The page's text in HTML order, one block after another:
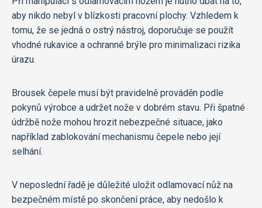
aby nikdo nebyl v blízkosti pracovní plochy. Vzhledem k
tomu, že se jedná o ostrý nástroj, doporučuje se použít
vhodné rukavice a ochranné brýle pro minimalizaci rizika
úrazu.
Brousek čepele musí být pravidelně prováděn podle
pokynů výrobce a udržet nože v dobrém stavu. Při špatné
údržbě nože mohou hrozit nebezpečné situace, jako
například zablokování mechanismu čepele nebo její
selhání.
V neposlední řadě je důležité uložit odlamovací nůž na
bezpečném místě po skončení práce, aby nedošlo k